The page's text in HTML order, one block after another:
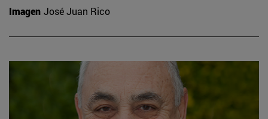
Imagen José Juan Rico